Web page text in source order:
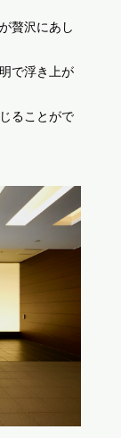
贅沢にあし
で浮き上が
ることがで